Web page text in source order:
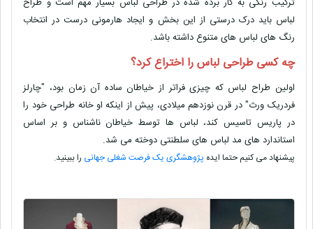
ترکیب رنگی به کار برده شده در طراحی لباس بسیار مهم است و طراح
لباس باید درک درستی از این بخش و ایجاد هارمونی درست در انتخاب
رنگ های لباس های متنوع داشته باشد.
چه کسی طراحی لباس را اختراع کرد؟
اولین طراح لباس که چیزی فراتر از خیاطان ساده آن زمان بود، "چارلز
فردریک ورث" در قرن نوزدهم میلادی، پیش از اینکه او خانه طراحی خود را
در پاریس تاسیس کند، لباس ها توسط خیاطان ناشناس و بر اساس
استاندارد های مد لباس های سلطنتی دوخته می شد.
پیشنهاد می کنیم حتما ایده پژوهشگری یک فرصت شغلی جهانی را ببینید.